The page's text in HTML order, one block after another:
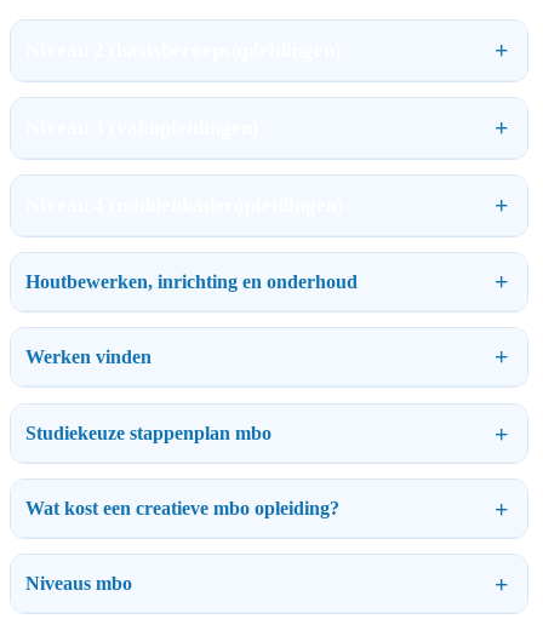
Houtbewerken, inrichting en onderhoud
Werken vinden
Studiekeuze stappenplan mbo
Wat kost een creatieve mbo opleiding?
Niveaus mbo